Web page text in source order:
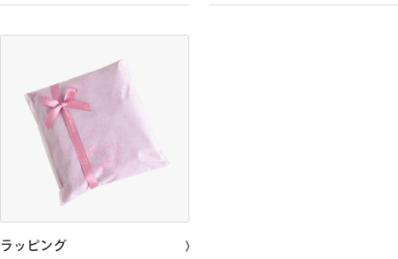
ラッピング